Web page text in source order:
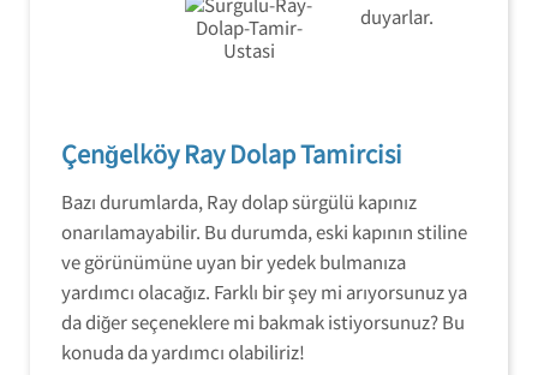
duyarlar.
Çenğelköy Ray Dolap Tamircisi
Bazı durumlarda, Ray dolap sürgülü kapınız
onarılamayabilir. Bu durumda, eski kapının stiline
ve görünümüne uyan bir yedek bulmanıza
yardımcı olacağız. Farklı bir şey mi arıyorsunuz ya
da diğer seçeneklere mi bakmak istiyorsunuz? Bu
konuda da yardımcı olabiliriz!